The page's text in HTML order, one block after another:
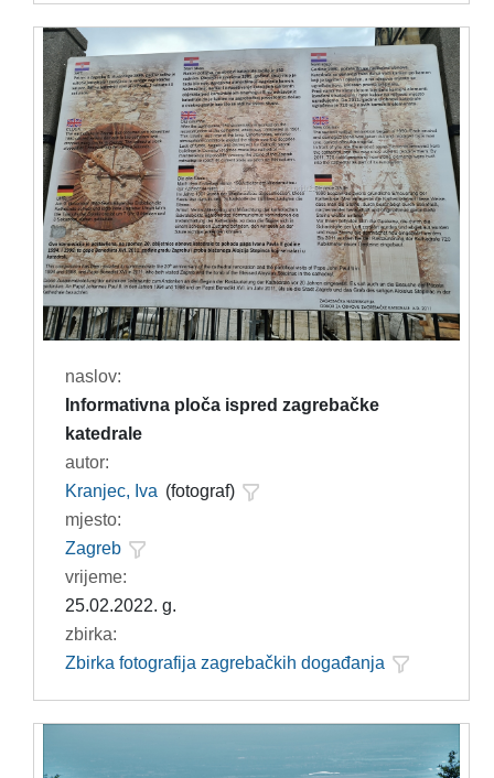
naslov:
Informativna ploča ispred zagrebačke
katedrale
autor:
Kranjec, Iva (fotograf)
mjesto:
Zagreb
vrijeme:
25.02.2022. g.
zbirka:
Zbirka fotografija zagrebačkih događanja